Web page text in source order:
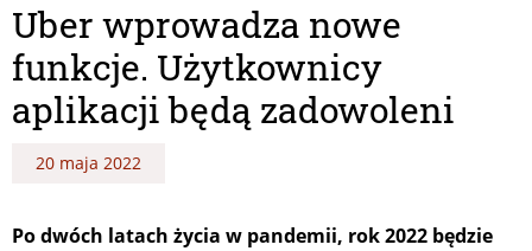
Uber wprowadza nowe
funkcje. Użytkownicy
aplikacji będą zadowoleni
20 maja 2022
Po dwóch latach życia w pandemii, rok 2022 będzie